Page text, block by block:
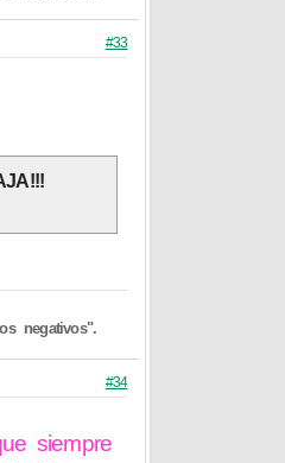
#33
negativos".
#34
siempre